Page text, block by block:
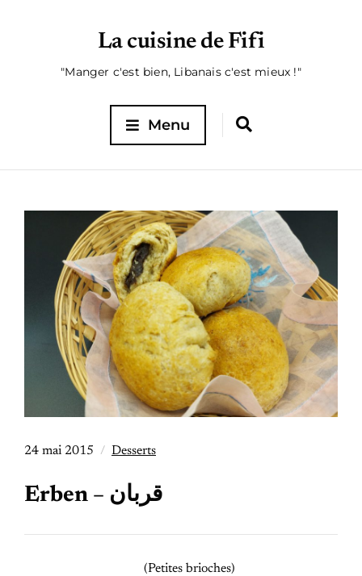
La cuisine de Fifi
"Manger c'est bien, Libanais c'est mieux !"
Menu
24 mai 2015 Desserts
Erben – قربان
(Petites brioches)